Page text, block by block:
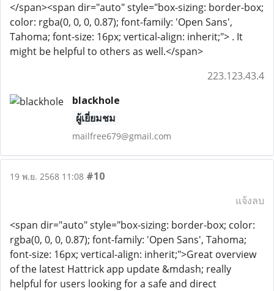
</span><span dir="auto" style="box-sizing: border-box;
color: rgba(0, 0, 0, 0.87); font-family: 'Open Sans',
Tahoma; font-size: 16px; vertical-align: inherit;"> . It
might be helpful to others as well.</span>
223.123.43.4
blackhole
ผู้เยี่ยมชม
mailfree679@gmail.com
19 พ.ย. 2568 11:08 #10
แจ้งลบ
<span dir="auto" style="box-sizing: border-box; color:
rgba(0, 0, 0, 0.87); font-family: 'Open Sans', Tahoma;
font-size: 16px; vertical-align: inherit;">Great overview
of the latest Hattrick app update &mdash; really
helpful for users looking for a safe and direct